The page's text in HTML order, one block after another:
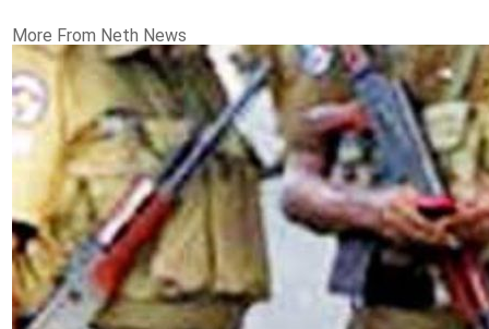
More From Neth News